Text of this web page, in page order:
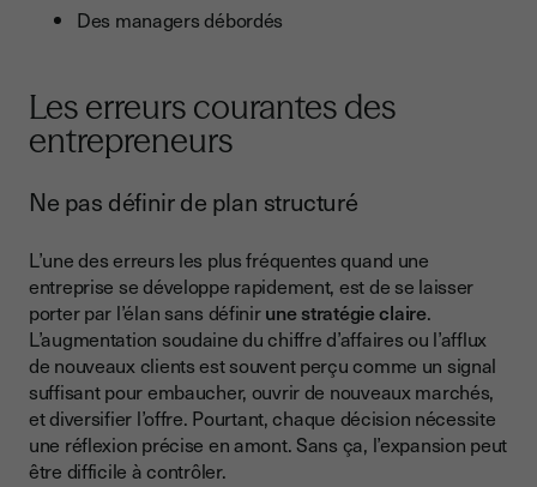
Des managers débordés
Les erreurs courantes des
entrepreneurs
Ne pas définir de plan structuré
L’une des erreurs les plus fréquentes quand une
entreprise se développe rapidement, est de se laisser
porter par l’élan sans définirune stratégie claire.
L’augmentation soudaine du chiffre d’affaires ou l’afflux
de nouveaux clients est souvent perçu comme un signal
suffisant pour embaucher, ouvrir de nouveaux marchés,
et diversifier l’offre. Pourtant, chaque décision nécessite
une réflexion précise en amont. Sans ça, l’expansion peut
être difficile à contrôler.